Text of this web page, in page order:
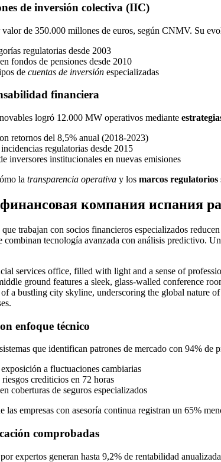
de inversión colectiva (IIC)
de 350.000 millones de euros, según CNMV. Su
regulatorias desde 2003
fondos de pensiones desde 2010
de cuentas de inversión especializadas
financiera
logró 12.000 MW operativos mediante
retornos del 8,5% anual (2018-2023)
regulatorias desde 2015
inversores institucionales en nuevas emisiones
la transparencia operativa y los marcos regulatorios
компания испания
trabajan con socios financieros especializados
combinan tecnología avanzada con análisis predictivo.
enfoque técnico
que identifican patrones de mercado con 94% de
a fluctuaciones cambiarias
crediticios en 72 horas
coberturas de seguros especializados
las empresas con asesoría continua registran un 65%
comprobadas
expertos generan hasta 9,2% de rentabilidad